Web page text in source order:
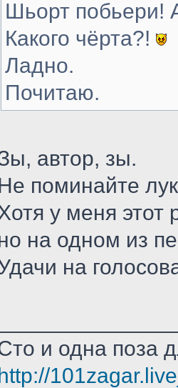
Шьорт побьери!
Какого чёрта?!
Ладно.
Почитаю.
автор, зы.
поминайте
у меня этот
на одном из
на
и одна поза